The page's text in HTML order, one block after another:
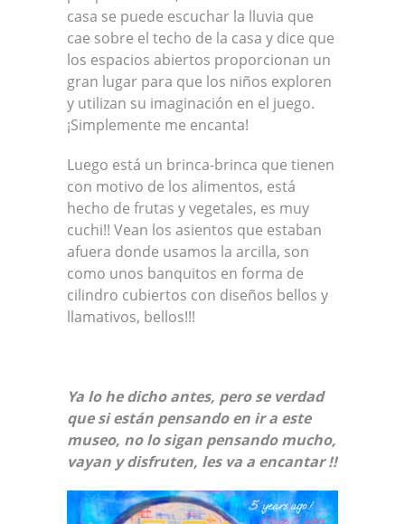
casa se puede escuchar la lluvia que
cae sobre el techo de la casa y dice que
los espacios abiertos proporcionan un
gran lugar para que los niños exploren
y utilizan su imaginación en el juego.
¡Simplemente me encanta!
Luego está un brinca-brinca que tienen
con motivo de los alimentos, está
hecho de frutas y vegetales, es muy
cuchi!! Vean los asientos que estaban
afuera donde usamos la arcilla, son
como unos banquitos en forma de
cilindro cubiertos con diseños bellos y
llamativos, bellos!!!
Ya lo he dicho antes, pero se verdad
que si están pensando en ir a este
museo, no lo sigan pensando mucho,
vayan y disfruten, les va a encantar !!